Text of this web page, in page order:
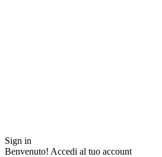
Sign in
Benvenuto! Accedi al tuo account